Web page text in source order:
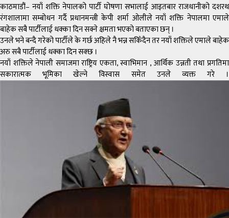
काठमाडौं– नयाँ शक्ति नेपालको पार्टी घोषणा सभालाई आइतबार राजधानीको दशरथ
रंगशालामा सम्बोधन गर्दै प्रधानमन्त्री केपी शर्मा ओलीले नयाँ शक्ति नेपालमा एमाले
बाहेक सबै पार्टीलाई धक्का दिन सक्ने क्षमता भएको बताएका छन् ।
उनले भने बन्दै गरेको पार्टीले के गर्छ अहिले नै भन्न सकिँदैन तर नयाँ शक्तिले एमाले बाहेक
अरु सबै पार्टीलाई धक्का दिन सक्छ ।
नयाँ शक्तिले नेपाली समाजमा राष्ट्रिय एकता, स्वाभिमान , आर्थिक उन्नती तथा प्रगतिमा
सकारात्मक भूमिका खेल्ने विस्वास समेत उनले व्यक्त गरे ।